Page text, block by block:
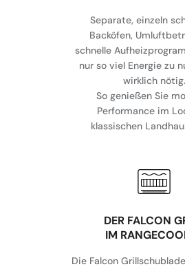
Separate, einzeln
Backöfen,
schnelle
nur so viel Energie zu
wirklich nötig.
So genießen Sie
Performance im
klassischen
DER FALCON
IM
Die Falcon